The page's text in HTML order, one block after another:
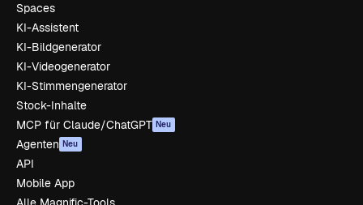
Spaces
KI-Assistent
KI-Bildgenerator
KI-Videogenerator
KI-Stimmengenerator
Stock-Inhalte
MCP für Claude/ChatGPT Neu
Agenten Neu
API
Mobile App